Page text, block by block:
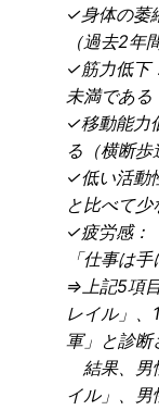
✓身体の萎
（過去2年
✓筋力低下
未満である
✓移動能力
る（横断歩
✓低い活動
と比べて少
✓疲労感：
「仕事は
⇒上記5項
レイル」
軍」と診断
結果、男
イル」、